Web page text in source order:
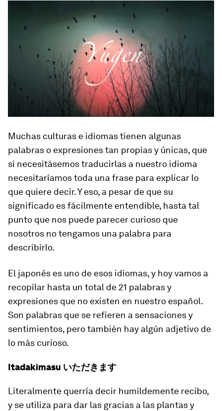
Muchas culturas e idiomas tienen algunas
palabras o expresiones tan propias y únicas, que
si necesitásemos traducirlas a nuestro idioma
necesitaríamos toda una frase para explicar lo
que quiere decir. Y eso, a pesar de que su
significado es fácilmente entendible, hasta tal
punto que nos puede parecer curioso que
nosotros no tengamos una palabra para
describirlo.
El japonés es uno de esos idiomas, y hoy vamos a
recopilar hasta un total de 21 palabras y
expresiones que no existen en nuestro español.
Son palabras que se refieren a sensaciones y
sentimientos, pero también hay algún adjetivo de
lo más curioso.
Itadakimasu いただきます
Literalmente querría decir humildemente recibo,
y se utiliza para dar las gracias a las plantas y